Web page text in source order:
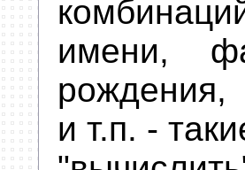
имени,
рождения,
и т.п. -